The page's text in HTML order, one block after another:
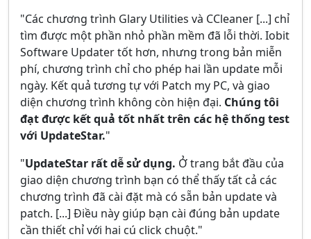
"Các chương trình Glary Utilities và CCleaner [...] chỉ
tìm được một phần nhỏ phần mềm đã lỗi thời. Iobit
Software Updater tốt hơn, nhưng trong bản miễn
phí, chương trình chỉ cho phép hai lần update mỗi
ngày. Kết quả tương tự với Patch my PC, và giao
diện chương trình không còn hiện đại. Chúng tôi
đạt được kết quả tốt nhất trên các hệ thống test
với UpdateStar."
"UpdateStar rất dễ sử dụng. Ở trang bắt đầu của
giao diện chương trình bạn có thể thấy tất cả các
chương trình đã cài đặt mà có sẵn bản update và
patch. [...] Điều này giúp bạn cài đúng bản update
cần thiết chỉ với hai cú click chuột."